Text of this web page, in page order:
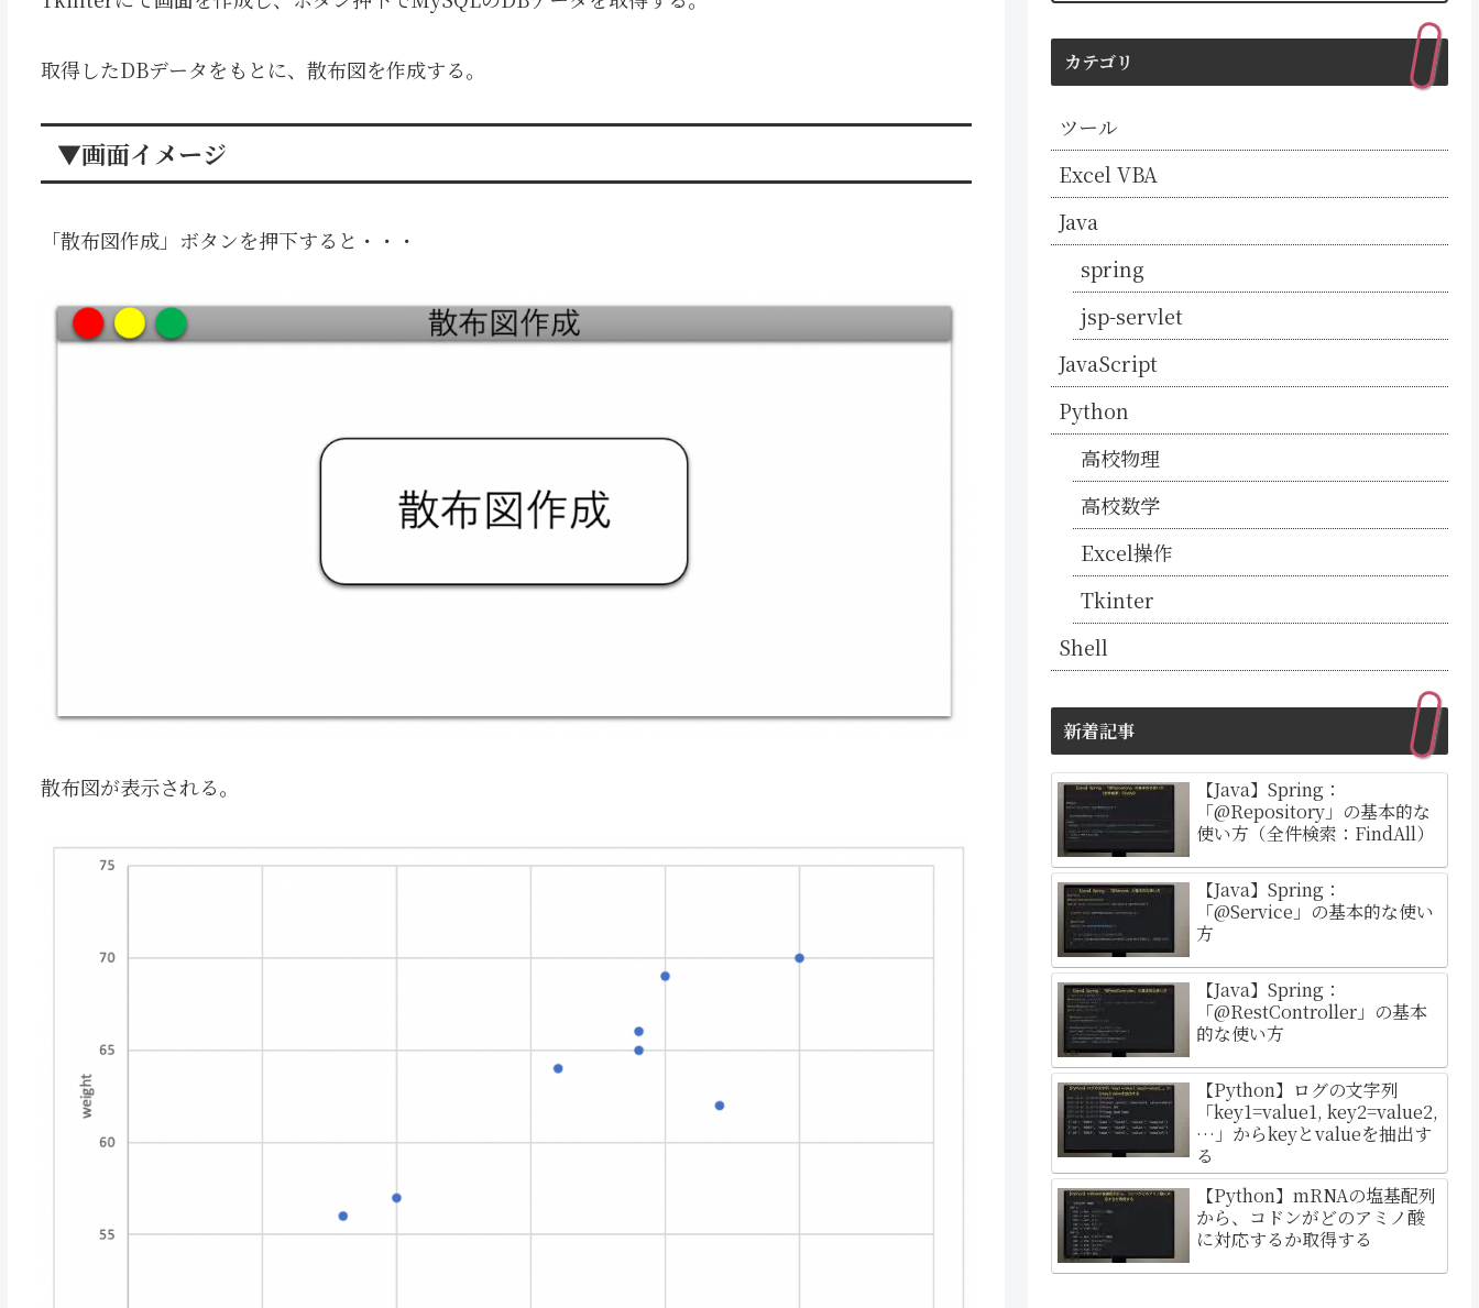
取得したDBデータをもとに、散布図を作成する。
▼画面イメージ
「散布図作成」ボタンを押下すると・・・
散布図が表示される。
カテゴリ
ツール
Excel VBA
Java
spring
jsp-servlet
JavaScript
Python
高校物理
高校数学
Excel操作
Tkinter
Shell
新着記事
【Java】Spring：
「@Repository」の基本的な
使い方（全件検索：FindAll）
【Java】Spring：
「@Service」の基本的な使い
方
【Java】Spring：
「@RestController」の基本
的な使い方
【Python】ログの文字列
「key1=value1, key2=value2,
…」からkeyとvalueを抽出す
る
【Python】mRNAの塩基配列
から、コドンがどのアミノ酸
に対応するか取得する